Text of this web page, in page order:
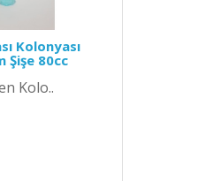
Kolonyası
Şişe 80cc
Kolo..